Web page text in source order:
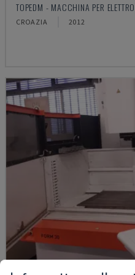
TOPEDM - MACCHINA PER
CROAZIA 2012